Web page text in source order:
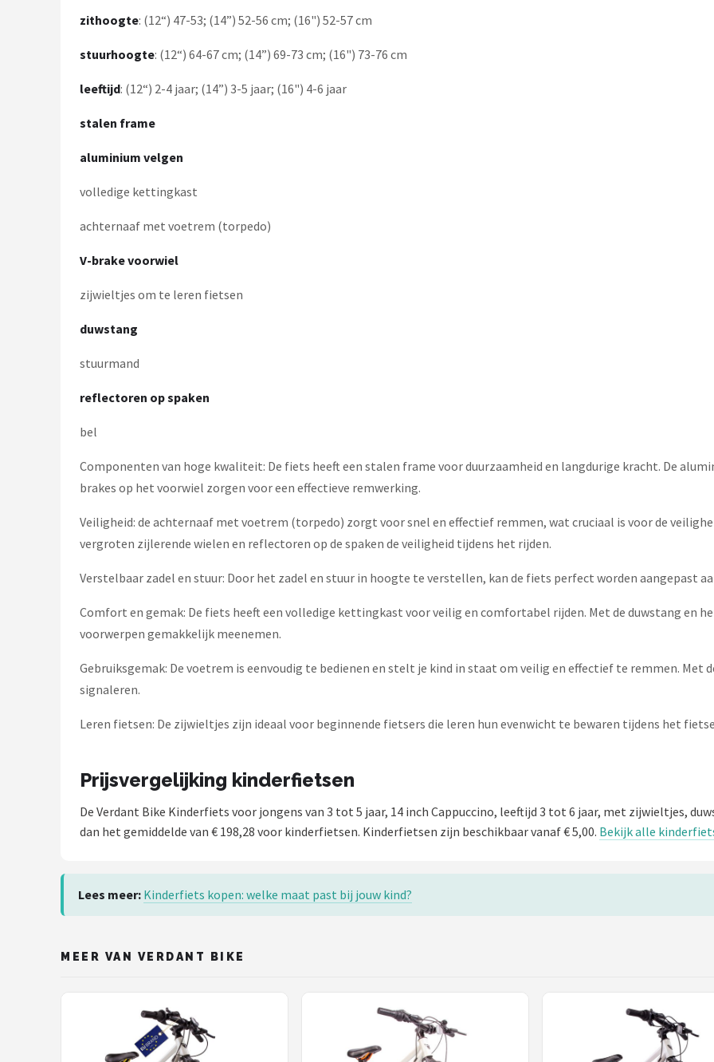
Alle merken →
zithoogte: (12“) 47-53; (14”) 52-56 cm; (16") 52-57 cm
stuurhoogte: (12“) 64-67 cm; (14”) 69-73 cm; (16") 73-76 cm
leeftijd: (12“) 2-4 jaar; (14”) 3-5 jaar; (16") 4-6 jaar
stalen frame
aluminium velgen
volledige kettingkast
achternaaf met voetrem (torpedo)
V-brake voorwiel
zijwieltjes om te leren fietsen
duwstang
stuurmand
reflectoren op spaken
bel
Componenten van hoge kwaliteit: De fiets heeft een stalen frame voor duurzaamheid en langdurige kracht. De
brakes op het voorwiel zorgen voor een effectieve remwerking.
Veiligheid: de achternaaf met voetrem (torpedo) zorgt voor snel en effectief remmen, wat cruciaal is voor de
vergroten zijlerende wielen en reflectoren op de spaken de veiligheid tijdens het rijden.
Verstelbaar zadel en stuur: Door het zadel en stuur in hoogte te verstellen, kan de fiets perfect worden aangepast
Comfort en gemak: De fiets heeft een volledige kettingkast voor veilig en comfortabel rijden. Met de duwstang en
voorwerpen gemakkelijk meenemen.
Gebruiksgemak: De voetrem is eenvoudig te bedienen en stelt je kind in staat om veilig en effectief te remmen. Met
signaleren.
Leren fietsen: De zijwieltjes zijn ideaal voor beginnende fietsers die leren hun evenwicht te bewaren tijdens het
Prijsvergelijking kinderfietsen
De Verdant Bike Kinderfiets voor jongens van 3 tot 5 jaar, 14 inch Cappuccino, leeftijd 3 tot 6 jaar, met zijwieltjes,
dan het gemiddelde van € 198,28 voor kinderfietsen. Kinderfietsen zijn beschikbaar vanaf € 5,00. Bekijk alle
Lees meer: Kinderfiets kopen: welke maat past bij jouw kind?
MEER VAN VERDANT BIKE